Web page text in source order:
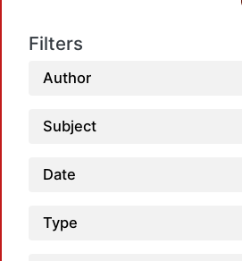
Filters
Author
Subject
Date
Type